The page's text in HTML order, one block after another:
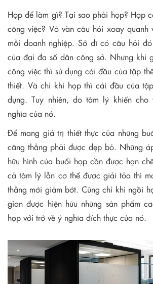
Họp để làm gì? Tại sao phải họp? Họp
công việc? Vô vàn câu hỏi xoay quanh
mỗi doanh nghiệp. Sở dĩ có câu hỏi
của đại đa số dân công sở. Nhưng khi
công việc thì sử dụng cái đầu của tập
thiết. Và chỉ khi họp thì cái đầu của
dụng. Tuy nhiên, do tâm lý khiến
nghĩa của nó.
Để mang giá trị thiết thực của những
căng thẳng phải được dẹp bỏ. Những
hữu hình của buổi họp cần được hạn
cả tâm lý lẫn cơ thể được giải tỏa thì
thẳng mới giảm bớt. Cũng chỉ khi ngồi
gian được hiện hữu những sản phẩm
họp với trở về ý nghĩa đích thực của nó.